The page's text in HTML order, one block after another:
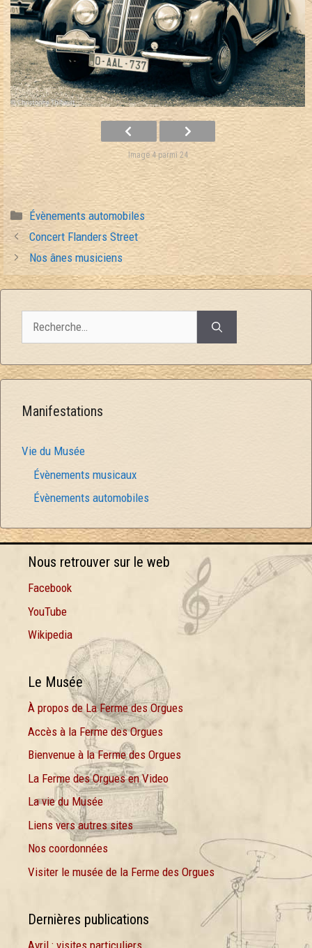
Image 4 parmi 24
Catégories
Évènements automobiles
Navigation
des
articles
Concert Flanders Street
Nos ânes musiciens
Manifestations
Vie du Musée
Évènements musicaux
Évènements automobiles
Nous retrouver sur le web
Facebook
YouTube
Wikipedia
Le Musée
À propos de La Ferme des Orgues
Accès à la Ferme des Orgues
Bienvenue à la Ferme des Orgues
La Ferme des Orgues en Video
La vie du Musée
Liens vers autres sites
Nos coordonnées
Visiter le musée de la Ferme des Orgues
Dernières publications
Avril : visites particuliers